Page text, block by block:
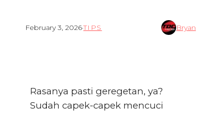
February 3, 2026·TIPS Bryan
Rasanya pasti geregetan, ya?
Sudah capek-capek mencuci